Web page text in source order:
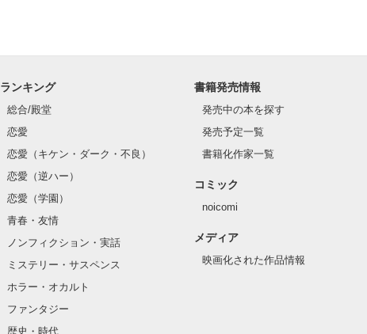
独占欲全開で溺愛してくるのは、幼なじみだから、？
甘えたがりのツンデレガール
×
学校一のプレイボーイ
ランキング
総合/殿堂
恋愛
恋愛（キケン・ダーク・不良）
恋愛（逆ハー）
恋愛（学園）
青春・友情
ノンフィクション・実話
ミステリー・サスペンス
ホラー・オカルト
ファンタジー
歴史・時代
書籍発売情報
発売中の本を探す
発売予定一覧
書籍化作家一覧
コミック
noicomi
メディア
映画化された作品情報